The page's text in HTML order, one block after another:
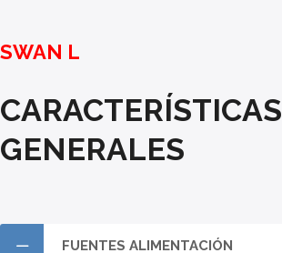
SWAN L
CARACTERÍSTICAS
GENERALES
FUENTES ALIMENTACIÓN